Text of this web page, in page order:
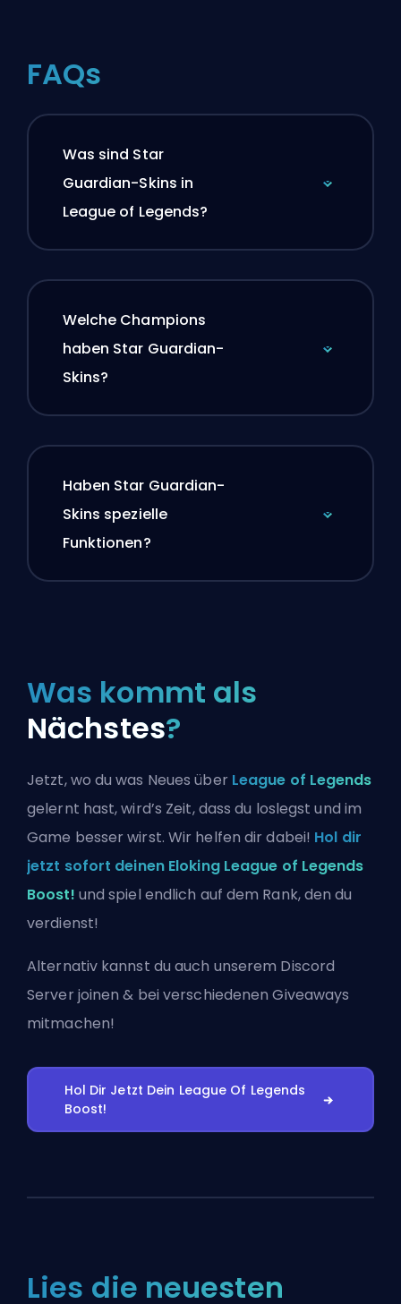
FAQs
Was sind Star
Guardian-Skins in
League of Legends?
Welche Champions
haben Star Guardian-
Skins?
Haben Star Guardian-
Skins spezielle
Funktionen?
Was kommt als
Nächstes?
Jetzt, wo du was Neues über League of Legends
gelernt hast, wird’s Zeit, dass du loslegst und im
Game besser wirst. Wir helfen dir dabei! Hol dir
jetzt sofort deinen Eloking League of Legends
Boost! und spiel endlich auf dem Rank, den du
verdienst!
Alternativ kannst du auch unserem Discord
Server joinen & bei verschiedenen Giveaways
mitmachen!
Hol Dir Jetzt Dein League Of Legends
Boost!
Lies die neuesten